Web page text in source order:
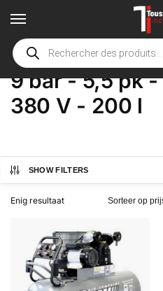
Home Winkel / Product Opties /
9 bar - 5,5 pk
380 V - 200 l
SHOW FILTERS
Enig resultaat